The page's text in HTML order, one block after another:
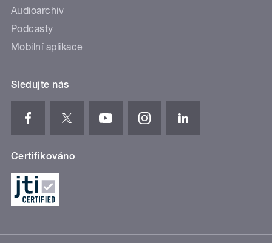
Audioarchiv
Podcasty
Mobilní aplikace
Sledujte nás
Certifikováno